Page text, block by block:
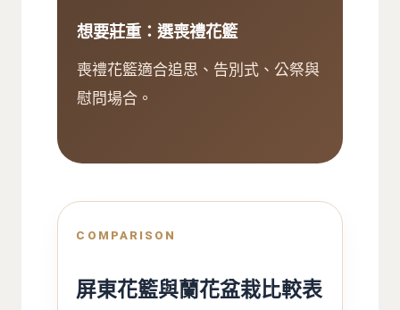
想要莊重：選喪禮花籃
喪禮花籃適合追思、告別式、公祭與
慰問場合。
COMPARISON
屏東花籃與蘭花盆栽比較表